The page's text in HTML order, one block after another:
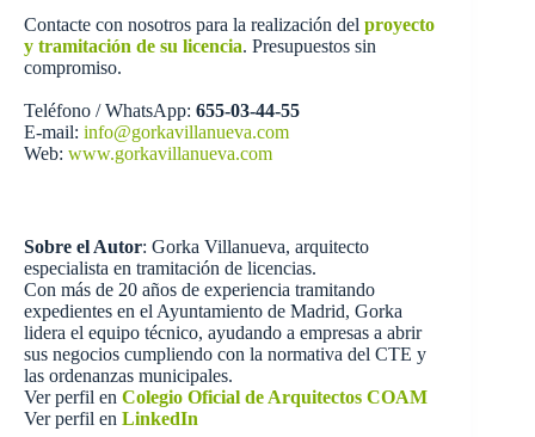
Contacte con nosotros para la realización del proyecto
y tramitación de su licencia. Presupuestos sin
compromiso.
Teléfono / WhatsApp: 655-03-44-55
E-mail: info@gorkavillanueva.com
Web: www.gorkavillanueva.com
Sobre el Autor: Gorka Villanueva, arquitecto
especialista en tramitación de licencias.
Con más de 20 años de experiencia tramitando
expedientes en el Ayuntamiento de Madrid, Gorka
lidera el equipo técnico, ayudando a empresas a abrir
sus negocios cumpliendo con la normativa del CTE y
las ordenanzas municipales.
Ver perfil en Colegio Oficial de Arquitectos COAM
Ver perfil en LinkedIn